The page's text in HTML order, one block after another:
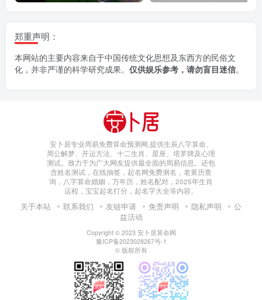
郑重声明：
本网站的主要内容来自于中国传统文化思想及东西方的民俗文
化，并非严谨的科学研究成果。 仅供娱乐参考，请勿盲目迷信。
安卜居专业周易免费算命预测网,提供生辰八字算命、
周公解梦、开运方法、十二生肖、星座、塔罗牌及心理
测试。致力于为广大网友提供最全面的周易信息。还包
含姓名测试，在线抽签，起名网免费测名，老黄历查
询，八字算命婚姻，万年历，姓名配对，2025年生肖
运程，宝宝起名打分，起名字大全等内容。
关于本站 联系我们 友链申请 免责声明 隐私声明
公
益活动
Copyright © 2023 安卜居算命网
豫ICP备2023028267号-1
© 版权所有